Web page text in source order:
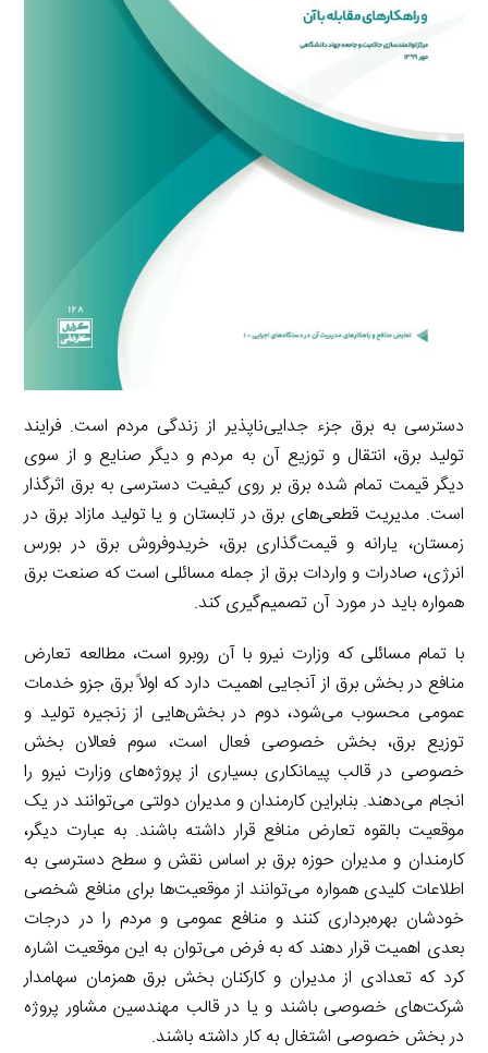
دسترسی به برق جزء جدایی‌ناپذیر از زندگی مردم است. فرایند
تولید برق، انتقال و توزیع آن به مردم و دیگر صنایع و از سوی
دیگر قیمت تمام شده برق بر روی کیفیت دسترسی به برق اثرگذار
است. مدیریت قطعی‌های برق در تابستان و یا تولید مازاد برق در
زمستان، یارانه و قیمت‌گذاری برق، خریدوفروش برق در بورس
انرژی، صادرات و واردات برق از جمله مسائلی است که صنعت برق
همواره باید در مورد آن تصمیم‌گیری کند.
با تمام مسائلی که وزارت نیرو با آن روبرو است، مطالعه تعارض
منافع در بخش برق از آنجایی اهمیت دارد که اولاً برق جزو خدمات
عمومی محسوب می‌شود، دوم در بخش‌هایی از زنجیره تولید و
توزیع برق، بخش خصوصی فعال است، سوم فعالان بخش
خصوصی در قالب پیمانکاری بسیاری از پروژه‌های وزارت نیرو را
انجام می‌دهند. بنابراین کارمندان و مدیران دولتی می‌توانند در یک
موقعیت بالقوه تعارض منافع قرار داشته باشند. به عبارت دیگر،
کارمندان و مدیران حوزه برق بر اساس نقش و سطح دسترسی به
اطلاعات کلیدی همواره می‌توانند از موقعیت‌ها برای منافع شخصی
خودشان بهره‌برداری کنند و منافع عمومی و مردم را در درجات
بعدی اهمیت قرار دهند که به فرض می‌توان به این موقعیت اشاره
کرد که تعدادی از مدیران و کارکنان بخش برق همزمان سهامدار
شرکت‌های خصوصی باشند و یا در قالب مهندسین مشاور پروژه
در بخش خصوصی اشتغال به کار داشته باشند.